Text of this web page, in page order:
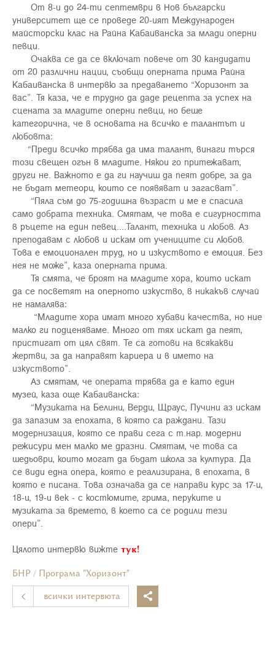
От 8-и до 24-ти септември в Нов български
университет ще се проведе 20-ият Международен
майсторски клас на Райна Кабаиванска за млади оперни
певци.
Очаква се да се включат повече от 30 кандидати
от 20 различни нации, съобщи оперната прима Райна
Кабаиванска в интервю за предаването “Хоризонт за
вас”. Тя каза, че е трудно да даде рецепта за успех на
сцената за младите оперни певци, но беше
категорична, че в основата на всичко е талантът и
любовта:
“Преди всичко трябва да има талант, винаги търся
този свещен огън в младите. Някои го притежават,
други не. Важното е да ги научиш да пеят добре, за да
не бъдат метеори, които се появяват и загасват”.
“Пяла съм до 75-годишна възраст и ме е спасила
само добрата техника. Смятам, че това е сигурността
в ръцете на един певец....Талант, техника и любов. Аз
преподавам с любов и искам от учениците си любов.
Това е емоционален труд, но и изкуството е емоция. Без
нея не може”, каза оперната прима.
Тя смята, че броят на младите хора, които искат
да се посветят на оперното изкуство, в никакъв случай
не намалява:
“Младите хора имат много хубави качества, но ние
малко ги подценяваме. Много от тях искат да пеят,
пристигат от цял свят. Те са готови на всякакви
жертви, за да направят кариера и в името на
изкуството”.
Аз смятам, че операта трябва да е като един
музей, каза още Кабаиванска:
“Музиката на Белини, Верди, Щраус, Пучини аз искам
да запазим за епохата, в която са раждани. Тази
модернизация, която се прави сега с т.нар. модерни
режисури мен малко ме дразни. Смятам, че това са
шедьоври, които могат да бъдат школа за култура. Да
се види една опера, която е реализирана, в епохата, в
която е писана. Това означава да се направи курс за 17-и,
18-и, 19-и век - с костюмите, грима, перуките и
музиката за времето, в което са се родили тези
опери”.
Цялото интервю вижте тук!
БНР / Програма "Хоризонт"
всички интервюта
